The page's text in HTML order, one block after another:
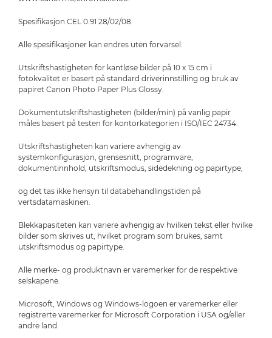
Spesifikasjon CEL 0.91 28/02/08
Alle spesifikasjoner kan endres uten forvarsel.
Utskriftshastigheten for kantløse bilder på 10 x 15 cm i
fotokvalitet er basert på standard driverinnstilling og bruk av
papiret Canon Photo Paper Plus Glossy.
Dokumentutskriftshastigheten (bilder/min) på vanlig papir
måles basert på testen for kontorkategorien i ISO/IEC 24734.
Utskriftshastigheten kan variere avhengig av
systemkonfigurasjon, grensesnitt, programvare,
dokumentinnhold, utskriftsmodus, sidedekning og papirtype,
og det tas ikke hensyn til databehandlingstiden på
vertsdatamaskinen.
Blekkapasiteten kan variere avhengig av hvilken tekst eller hvilke
bilder som skrives ut, hvilket program som brukes, samt
utskriftsmodus og papirtype.
Alle merke- og produktnavn er varemerker for de respektive
selskapene.
Microsoft, Windows og Windows-logoen er varemerker eller
registrerte varemerker for Microsoft Corporation i USA og/eller
andre land.